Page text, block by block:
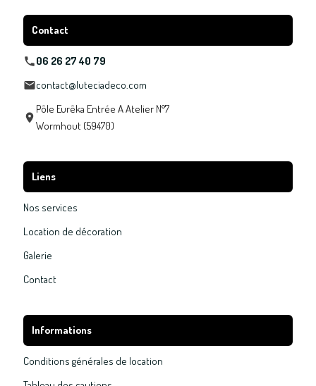
Contact
06 26 27 40 79
contact@luteciadeco.com
Pôle Eurêka Entrée A Atelier N°7
Wormhout (59470)
Liens
Nos services
Location de décoration
Galerie
Contact
Informations
Conditions générales de location